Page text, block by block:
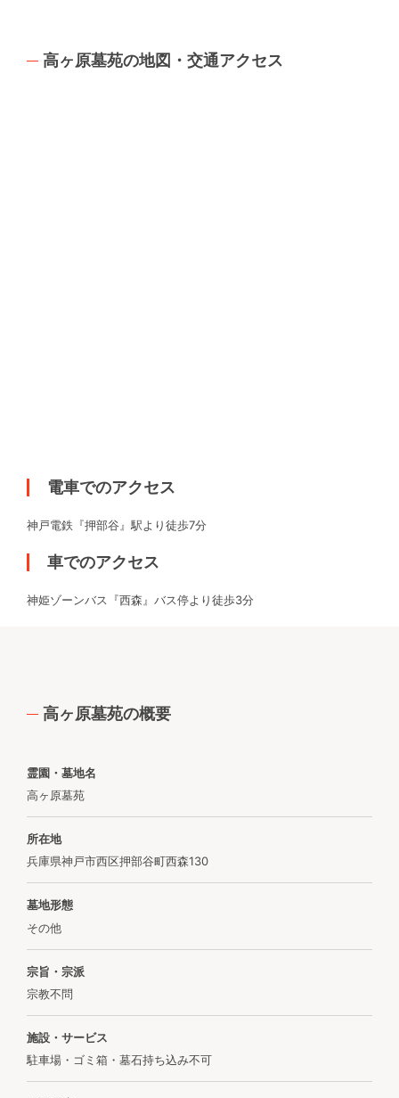
高ヶ原墓苑の地図・交通アクセス
電車でのアクセス
神戸電鉄『押部谷』駅より徒歩7分
車でのアクセス
神姫ゾーンバス『西森』バス停より徒歩3分
高ヶ原墓苑の概要
霊園・墓地名
高ヶ原墓苑
所在地
兵庫県神戸市西区押部谷町西森130
墓地形態
その他
宗旨・宗派
宗教不問
施設・サービス
駐車場・ゴミ箱・墓石持ち込み不可